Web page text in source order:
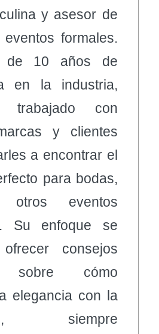
y asesor de
formales.
de 10 años de
en la industria,
con
y clientes
a encontrar el
para bodas,
eventos
Su enfoque se
consejos
sobre cómo
elegancia con la
siempre